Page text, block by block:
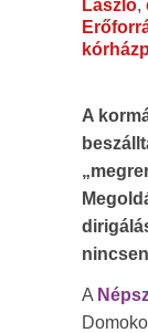
László,
A
A